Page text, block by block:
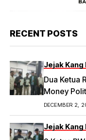
RECENT POSTS
Jejak Kang
Dua Ketua
Money
DECEMBER 2,
Jejak Kang